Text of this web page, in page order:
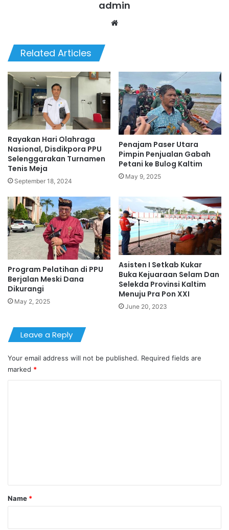
admin
Related Articles
Rayakan Hari Olahraga
Nasional, Disdikpora PPU
Selenggarakan Turnamen
Tenis Meja
September 18, 2024
Penajam Paser Utara
Pimpin Penjualan Gabah
Petani ke Bulog Kaltim
May 9, 2025
Program Pelatihan di PPU
Berjalan Meski Dana
Dikurangi
May 2, 2025
Asisten I Setkab Kukar
Buka Kejuaraan Selam Dan
Selekda Provinsi Kaltim
Menuju Pra Pon XXI
June 20, 2023
Leave a Reply
Your email address will not be published. Required fields are
marked *
*
Name *